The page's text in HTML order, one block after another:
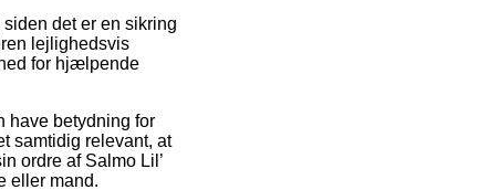
det er en sikring
lejlighedsvis
for hjælpende
have betydning for
samtidig relevant, at
ordre af Salmo Lil’
eller mand.